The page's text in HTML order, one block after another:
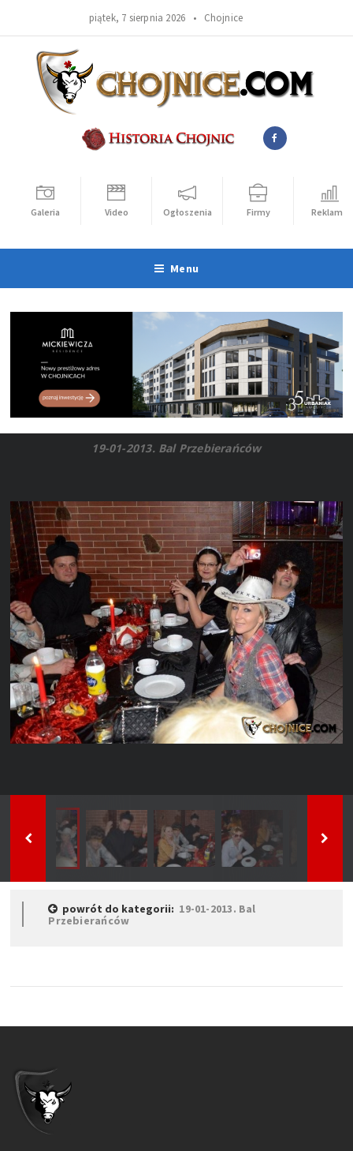
piątek, 7 sierpnia 2026 • Chojnice
Galeria Video Ogłoszenia Firmy Reklama
Menu
19-01-2013. Bal Przebierańców
powrót do kategorii: 19-01-2013. Bal
Przebierańców